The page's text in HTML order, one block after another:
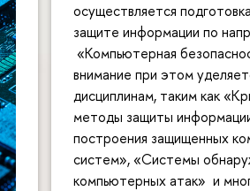
осуществляется
защите информации по
«Компьютерная
внимание при этом
дисциплинам, таким как
методы защиты
построения защищенных
систем», «Системы
компьютерных атак» и